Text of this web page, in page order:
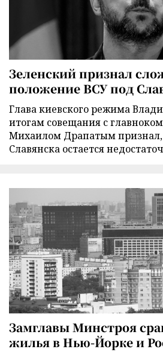
Зеленский признал
положение ВСУ под
Глава киевского режима
итогам совещания с
Михаилом Драпатым признал,
Славянска остается
Замглавы Минстроя
жилья в Нью-Йорке и